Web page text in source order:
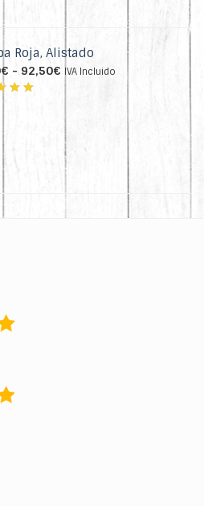
Roja, Alistado
€ - 92,50€ Rango
desde
64,50€
hasta
IVA Incluido
4.72